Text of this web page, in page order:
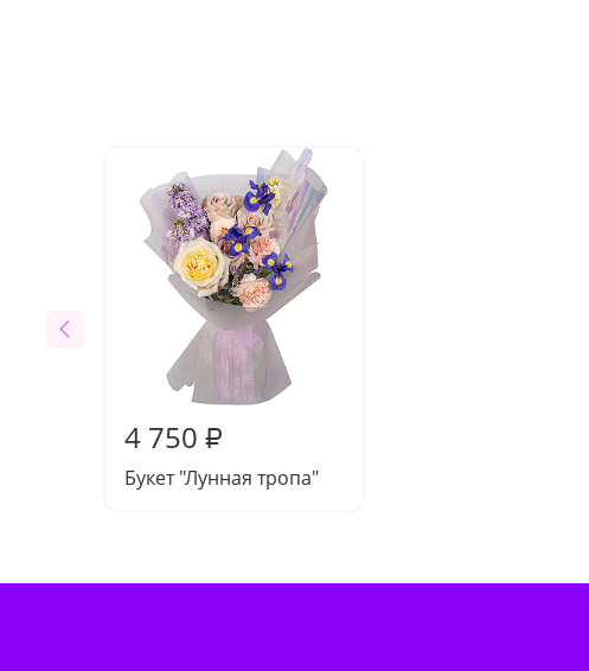
4 750 ₽
Букет "Лунная тропа"